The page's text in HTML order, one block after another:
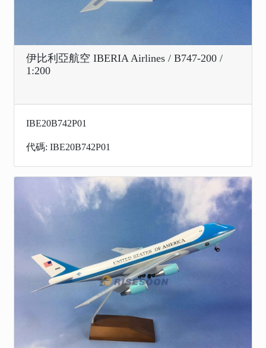
伊比利亞航空 IBERIA Airlines / B747-200 /
1:200
IBE20B742P01
代碼: IBE20B742P01